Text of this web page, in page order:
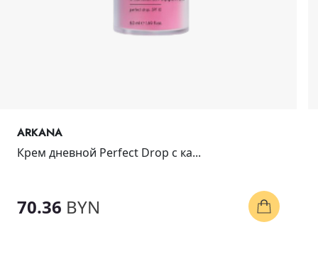
ARKANA
Крем дневной Perfect Drop с ка...
70.36 BYN